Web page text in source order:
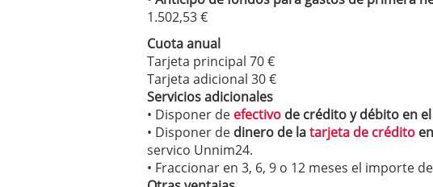
1.502,53 €
Cuota anual
Tarjeta principal 70 €
Tarjeta adicional 30 €
Servicios adicionales
• Disponer de efectivo de crédito y débito en
• Disponer de dinero de latarjeta de crédito
servico Unnim24.
• Fraccionar en 3, 6, 9 o 12 meses el importe